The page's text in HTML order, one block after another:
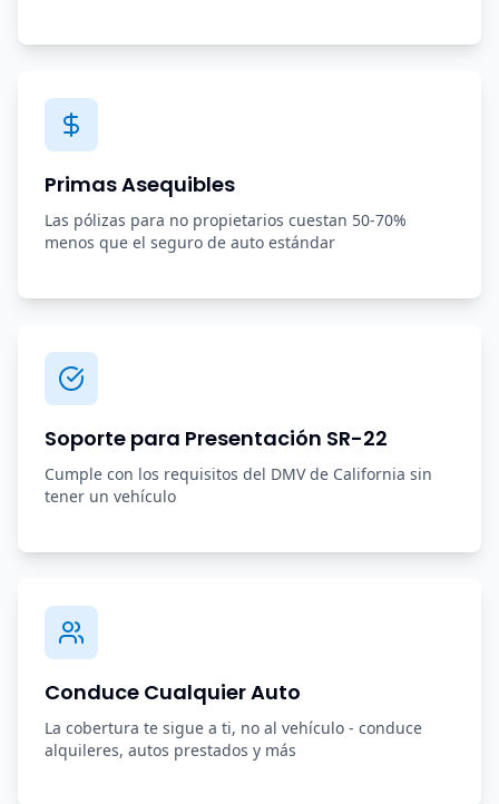
Primas Asequibles
Las pólizas para no propietarios cuestan 50-70%
menos que el seguro de auto estándar
Soporte para Presentación SR-22
Cumple con los requisitos del DMV de California sin
tener un vehículo
Conduce Cualquier Auto
La cobertura te sigue a ti, no al vehículo - conduce
alquileres, autos prestados y más